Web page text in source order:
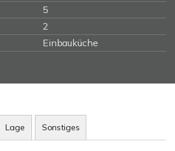
5
2
Einbauküche
Lage Sonstiges